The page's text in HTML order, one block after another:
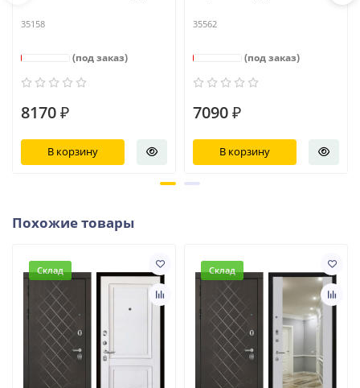
35158
(под заказ)
8170 ₽
В корзину
35562
(под заказ)
7090 ₽
В корзину
Похожие товары
Склад Склад